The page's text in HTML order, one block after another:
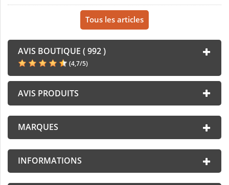
Tous les articles
AVIS BOUTIQUE ( 992 )
(4,7/5)
AVIS PRODUITS
MARQUES
INFORMATIONS